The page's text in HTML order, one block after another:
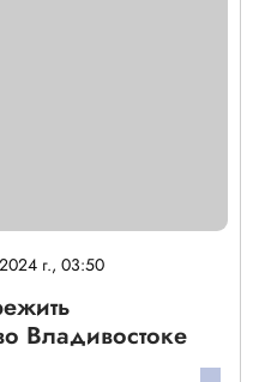
г., 03:50
Владивостоке